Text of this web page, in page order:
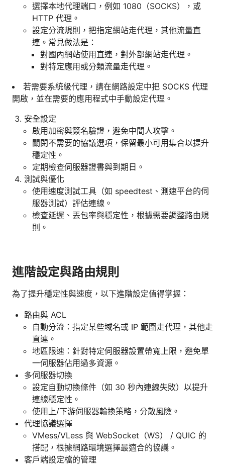
選擇本地代理端口，例如 1080（SOCKS），或
HTTP 代理。
設定分流規則，把指定網站走代理，其他流量直
連。常見做法是：
對國內網站使用直連，對外部網站走代理。
對特定應用或分類流量走代理。
若需要系統級代理，請在網路設定中把 SOCKS 代理
開啟，並在需要的應用程式中手動設定代理。
安全設定
啟用加密與簽名驗證，避免中間人攻擊。
關閉不需要的協議選項，保留最小可用集合以提升
穩定性。
定期檢查伺服器證書與到期日。
測試與優化
使用速度測試工具（如 speedtest、測速平台的伺
服器測試）評估連線。
檢查延遲、丟包率與穩定性，根據需要調整路由規
則。
進階設定與路由規則
為了提升穩定性與速度，以下進階設定值得掌握：
路由與 ACL
自動分流：指定某些域名或 IP 範圍走代理，其他走
直連。
地區限速：針對特定伺服器設置帶寬上限，避免單
一伺服器佔用過多資源。
多伺服器切換
設定自動切換條件（如 30 秒內連線失敗）以提升
連線穩定性。
使用上/下游伺服器輪換策略，分散風險。
代理協議選擇
VMess/VLess 與 WebSocket（WS） / QUIC 的
搭配，根據網路環境選擇最適合的協議。
客戶端設定檔的管理